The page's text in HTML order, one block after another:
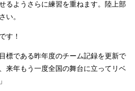
るようさらに練習を重ねます。陸上部
い。
す！
標である昨年度のチーム記録を更新で
来年もう一度全国の舞台に立ってリベ